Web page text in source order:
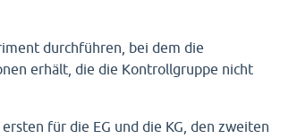
durchführen, bei dem die
erhält, die die Kontrollgruppe nicht
für die EG und die KG, den zweiten